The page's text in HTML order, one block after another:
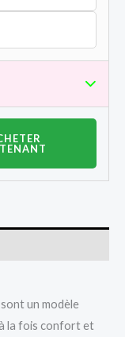
un modèle
la fois confort et